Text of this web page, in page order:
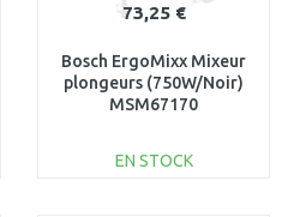
73,25 €
Bosch ErgoMixx Mixeur
plongeurs (750W/Noir)
MSM67170
EN STOCK